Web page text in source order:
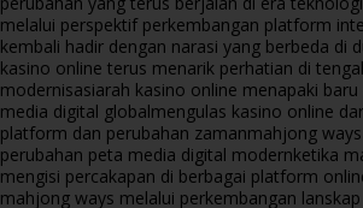
melalui perspektif perkembangan platform
kembali hadir dengan narasi yang berbeda di
kasino online terus menarik perhatian di
modernisasiarah kasino online menapaki
media digital globalmengulas kasino online
platform dan perubahan zamanmahjong
perubahan peta media digital modernketika
mengisi percakapan di berbagai platform
mahjong ways melalui perkembangan